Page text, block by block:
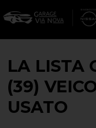
LA LISTA
(39)
USATO